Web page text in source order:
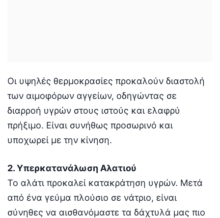
Οι υψηλές θερμοκρασίες προκαλούν διαστολή
των αιμοφόρων αγγείων, οδηγώντας σε
διαρροή υγρών στους ιστούς και ελαφρύ
πρήξιμο. Είναι συνήθως προσωρινό και
υποχωρεί με την κίνηση.
2. Υπερκατανάλωση Αλατιού
Το αλάτι προκαλεί κατακράτηση υγρών. Μετά
από ένα γεύμα πλούσιο σε νάτριο, είναι
σύνηθες να αισθανόμαστε τα δάχτυλά μας πιο